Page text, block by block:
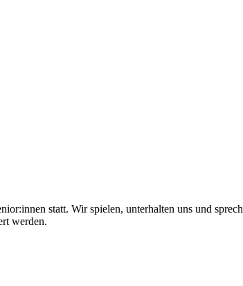
statt. Wir spielen, unterhalten uns und
werden.